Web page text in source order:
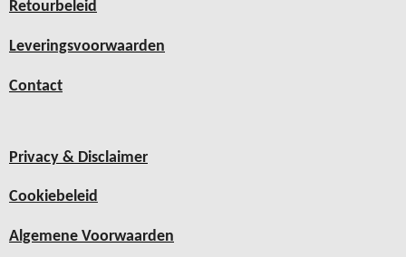
Retourbeleid
Leveringsvoorwaarden
Contact
Privacy & Disclaimer
Cookiebeleid
Algemene Voorwaarden